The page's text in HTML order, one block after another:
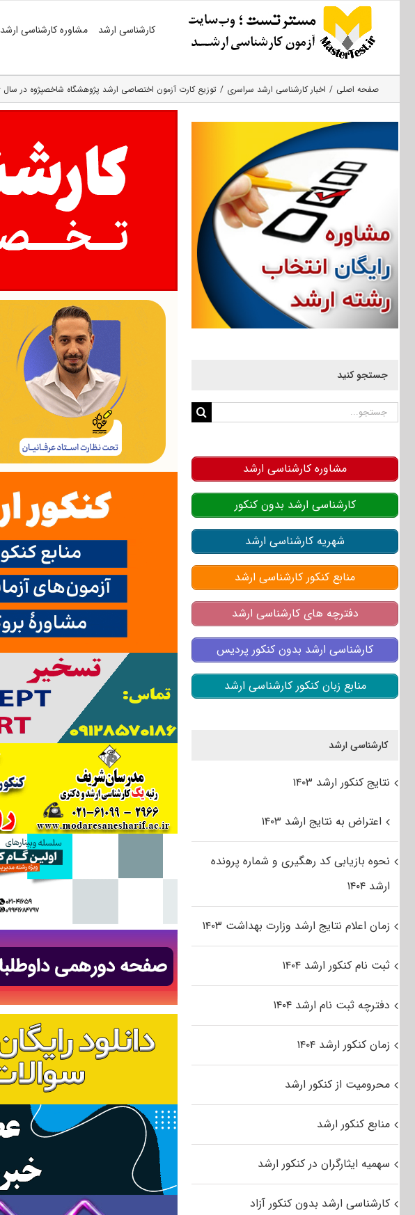
کارشناسی ارشد مشاوره کارشناسی ارشد
صفحه اصلی اخبار کارشناسی ارشد سراسری توزیع کارت آزمون اختصاصی ارشد پژوهشگاه شاخص‎پژوه در سال ۱۳۹۶ از ۲۳ شهریور
جستجو کنید
جستجو
مشاوره کارشناسی ارشد
کارشناسی ارشد بدون کنکور
شهریه کارشناسی ارشد
منابع کنکور کارشناسی ارشد
دفترچه های کارشناسی ارشد
کارشناسی ارشد بدون کنکور پردیس
منابع زبان کنکور کارشناسی ارشد
کارشناسی ارشد
نتایج کنکور ارشد ۱۴۰۳
اعتراض به نتایج ارشد ۱۴۰۳
نحوه بازیابی کد رهگیری و شماره پرونده
ارشد ۱۴۰۴
زمان اعلام نتایج ارشد وزارت بهداشت ۱۴۰۳
ثبت نام کنکور ارشد ۱۴۰۴
دفترچه ثبت نام ارشد ۱۴۰۴
زمان کنکور ارشد ۱۴۰۴
محرومیت از کنکور ارشد
منابع کنکور ارشد
سهمیه ایثارگران در کنکور ارشد
کارشناسی ارشد بدون کنکور آزاد